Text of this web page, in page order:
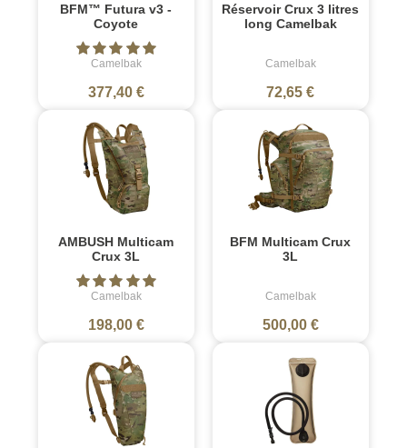
BFM™ Futura v3 -
Coyote
Camelbak
377,40 €
Réservoir Crux 3 litres
long Camelbak
Camelbak
72,65 €
AMBUSH Multicam
Crux 3L
Camelbak
198,00 €
BFM Multicam Crux
3L
Camelbak
500,00 €